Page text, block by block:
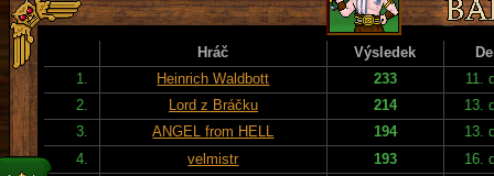
Hráč Výsledek
1.
Heinrich Waldbott 233
11.
2.
Lord z Bráčku 214
13.
3.
ANGEL from HELL 194
13.
4.
velmistr 193
16.